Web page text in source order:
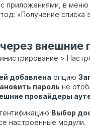
с приложениями, в
«Получение списка
внешние
>
добавлена опцию
пароль не
провайдеры
Выбор
настроенные модули.